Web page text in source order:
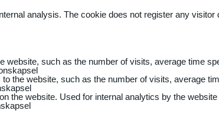
analysis. The cookie does not register any visitor
such as the number of visits, average time
the website, such as the number of visits, average
the website. Used for internal analytics by the website